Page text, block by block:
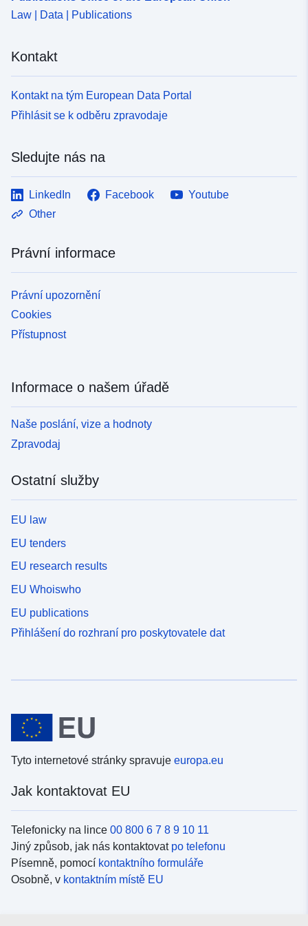
Časová
Law | Data | Publications
Kontakt
Kontakt na tým European Data Portal
Přihlásit se k odběru zpravodaje
Sledujte nás na
LinkedIn Facebook
Youtube
Other
Právní informace
Právní upozornění
Cookies
Přístupnost
Informace o našem úřadě
Naše poslání, vize a hodnoty
Zpravodaj
Ostatní služby
EU law
EU tenders
EU research results
EU Whoiswho
EU publications
Přihlášení do rozhraní pro poskytovatele dat
Tyto internetové stránky spravuje europa.eu
Jak kontaktovat EU
Telefonicky na lince 00 800 6 7 8 9 10 11
Jiný způsob, jak nás kontaktovat po telefonu
Písemně, pomocí kontaktního formuláře
Osobně, v kontaktním místě EU